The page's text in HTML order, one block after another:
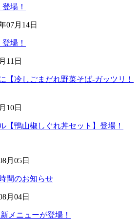
場！
07月14日
場！
11日
【冷しごまだれ野菜そば-ガッツリ！
10日
【鴨山椒しぐれ丼セット】登場！
月05日
間のお知らせ
月04日
メニューが登場！